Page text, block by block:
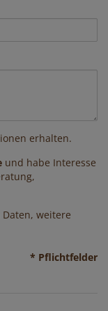
erhalten.
und habe Interesse
weitere
* Pflichtfelder